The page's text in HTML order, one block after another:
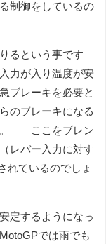
制御をしているの
るという事です
力が入り温度が安
ブレーキを必要と
のブレーキになる
。 ここをブレン
レバー入力に対す
れているのでしょ
定するようになっ
では雨でも